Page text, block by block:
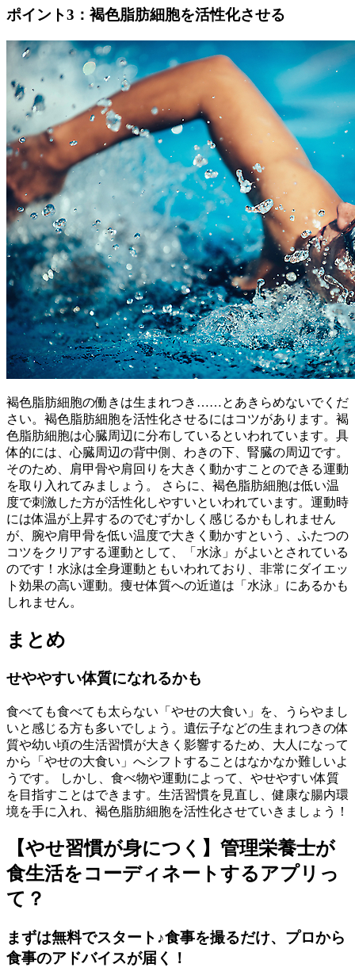
ポイント3：褐色脂肪細胞を活性化させる
褐色脂肪細胞の働きは生まれつき……とあきらめないでくだ
さい。褐色脂肪細胞を活性化させるにはコツがあります。褐
色脂肪細胞は心臓周辺に分布しているといわれています。具
体的には、心臓周辺の背中側、わきの下、腎臓の周辺です。
そのため、肩甲骨や肩回りを大きく動かすことのできる運動
を取り入れてみましょう。 さらに、褐色脂肪細胞は低い温
度で刺激した方が活性化しやすいといわれています。運動時
には体温が上昇するのでむずかしく感じるかもしれません
が、腕や肩甲骨を低い温度で大きく動かすという、ふたつの
コツをクリアする運動として、「水泳」がよいとされている
のです！水泳は全身運動ともいわれており、非常にダイエッ
ト効果の高い運動。痩せ体質への近道は「水泳」にあるかも
しれません。
まとめ
せややすい体質になれるかも
食べても食べても太らない「やせの大食い」を、うらやまし
いと感じる方も多いでしょう。遺伝子などの生まれつきの体
質や幼い頃の生活習慣が大きく影響するため、大人になって
から「やせの大食い」へシフトすることはなかなか難しいよ
うです。 しかし、食べ物や運動によって、やせやすい体質
を目指すことはできます。生活習慣を見直し、健康な腸内環
境を手に入れ、褐色脂肪細胞を活性化させていきましょう！
【やせ習慣が身につく】管理栄養士が
食生活をコーディネートするアプリっ
て？
まずは無料でスタート♪食事を撮るだけ、プロから
食事のアドバイスが届く！